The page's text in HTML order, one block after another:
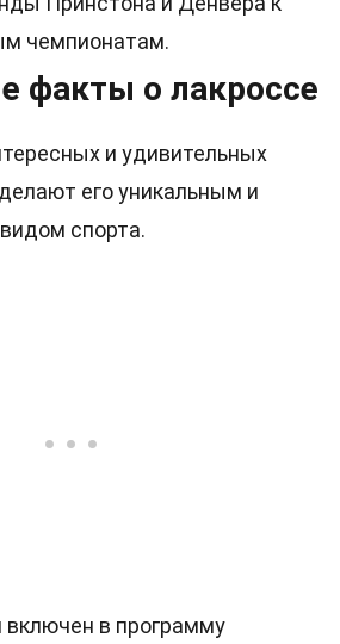
чемпионатам.
факты о лакроссе
и удивительных
его уникальным и
спорта.
в программу